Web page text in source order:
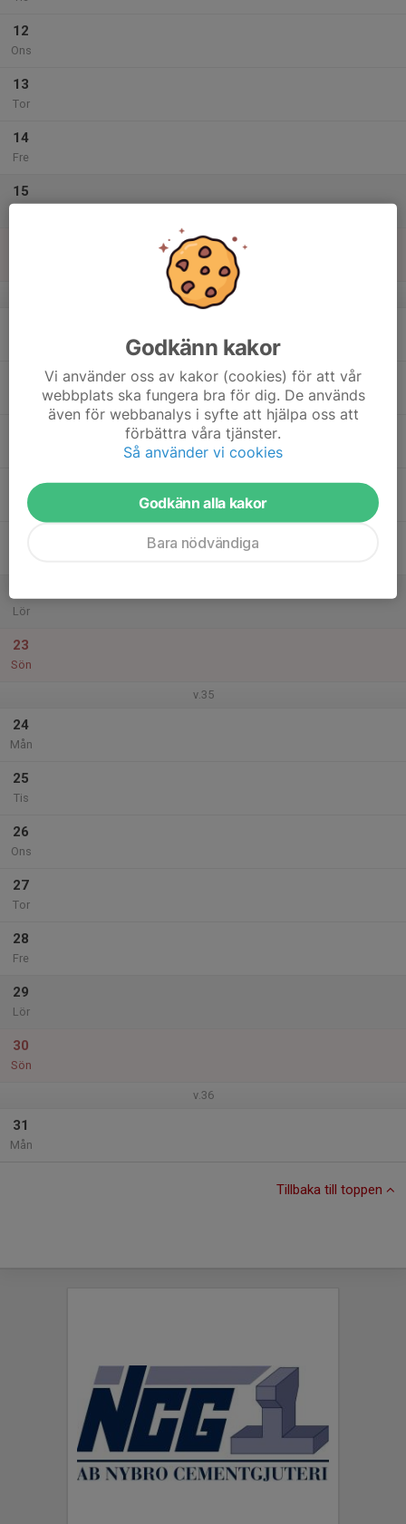
12
Ons
13
Tor
14
Fre
15
v.34
Tor
Lör
23
Sön
v.35
24
Mån
25
Tis
26
Ons
27
Tor
28
Fre
29
Lör
30
Sön
v.36
31
Mån
Tillbaka till toppen
Godkänn kakor
Vi använder oss av kakor (cookies) för att vår
webbplats ska fungera bra för dig. De används
även för webbanalys i syfte att hjälpa oss att
förbättra våra tjänster.
Så använder vi cookies
Godkänn alla kakor
Bara nödvändiga